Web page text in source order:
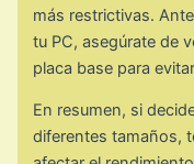
más restrictivas.
tu PC, asegúrate de
placa base para
En resumen, si
diferentes tamaños,